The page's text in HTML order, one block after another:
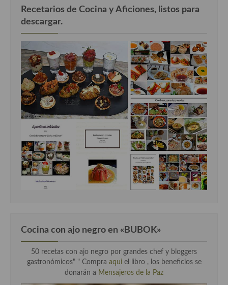
Recetarios de Cocina y Aficiones, listos para
descargar.
Cocina con ajo negro en «BUBOK»
50 recetas con ajo negro por grandes chef y bloggers
gastronómicos" " Compra aqui el libro , los beneficios se
donarán a Mensajeros de la Paz